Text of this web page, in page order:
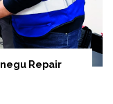
Repair